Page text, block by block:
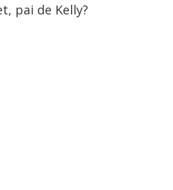
pai de Kelly?